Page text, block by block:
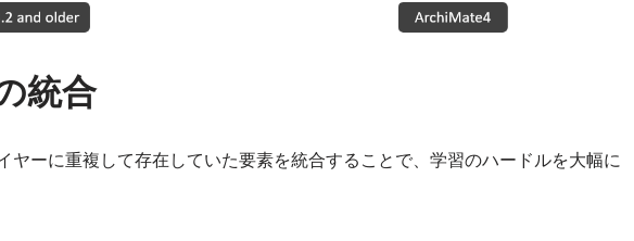
統合
ヤーに重複して存在していた要素を統合することで、学習のハードルを大幅に